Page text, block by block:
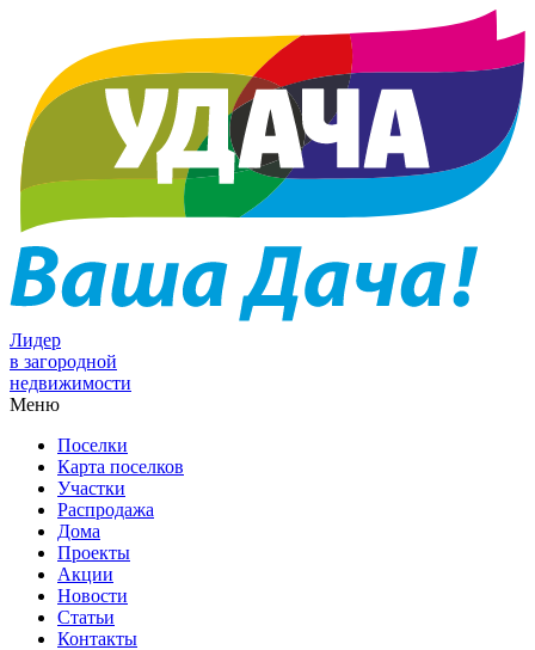
Лидер
в загородной
недвижимости
Меню
Поселки
Карта поселков
Участки
Распродажа
Дома
Проекты
Акции
Новости
Статьи
Контакты